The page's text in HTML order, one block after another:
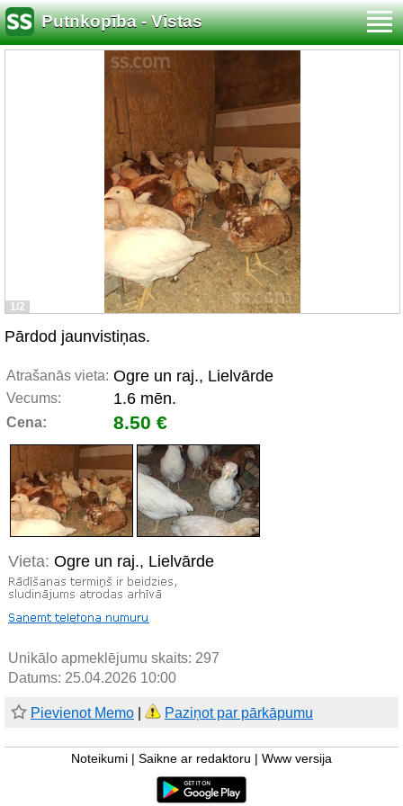
Putnkopība - Vistas
1/2
Pārdod jaunvistiņas.
Atrašanās vieta: Ogre un raj., Lielvārde
Vecums: 1.6 mēn.
Cena: 8.50 €
Vieta: Ogre un raj., Lielvārde
Unikālo apmeklējumu skaits: 297
Datums: 25.04.2026 10:00
Pievienot Memo Paziņot par pārkāpumu
Noteikumi Saikne ar redaktoru Www versija